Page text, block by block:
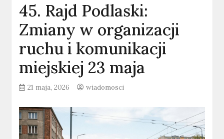
45. Rajd Podlaski:
Zmiany w organizacji
ruchu i komunikacji
miejskiej 23 maja
21 maja, 2026 wiadomosci